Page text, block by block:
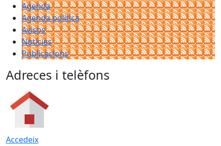
Agenda
Agenda política
Avisos
Notícies
Publicacions
Adreces i telèfons
Accedeix